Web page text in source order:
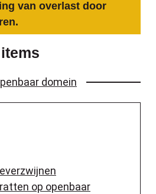
van overlast door
domein
op openbaar